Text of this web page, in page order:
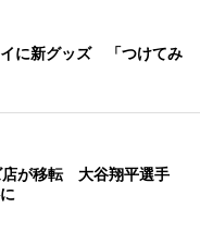
イに新グッズ 「つけてみ
店が移転 大谷翔平選手